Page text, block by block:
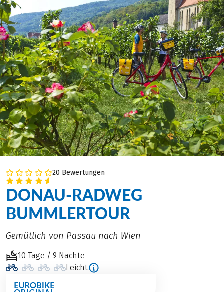
20 Bewertungen
DONAU-RADWEG
BUMMLERTOUR
Gemütlich von Passau nach Wien
10 Tage / 9 Nächte
Leicht